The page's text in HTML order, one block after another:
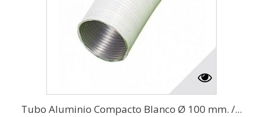
Tubo Aluminio Compacto Blanco Ø 100 mm. /...